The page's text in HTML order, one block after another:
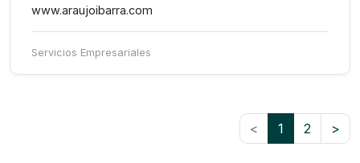
www.araujoibarra.com
Servicios Empresariales
< 1 2 >